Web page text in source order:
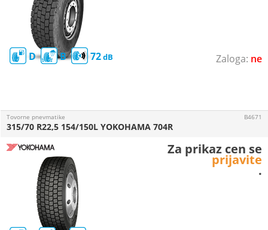
ne
D B 72
Tovorne pnevmatike
315/70 R22,5 154/150L YOKOHAMA 704R
B4671
Za prikaz cen se
prijavite
.